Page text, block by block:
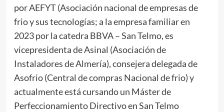
por AEFYT (Asociación nacional de empresas de
frio y sus tecnologías; a la empresa familiar en
2023 por la catedra BBVA – San Telmo, es
vicepresidenta de Asinal (Asociación de
Instaladores de Almería), consejera delegada de
Asofrio (Central de compras Nacional de frio) y
actualmente está cursando un Máster de
Perfeccionamiento Directivo en San Telmo